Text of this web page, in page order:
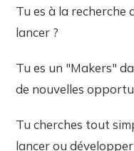
Tu es à la recherche
lancer ?
Tu es un "Makers"
de nouvelles
Tu cherches tout
lancer ou